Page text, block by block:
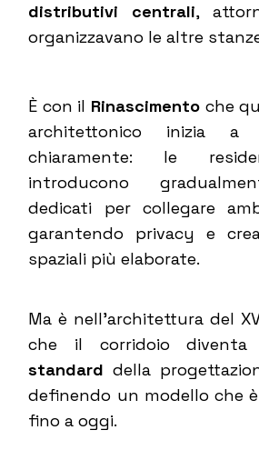
distributivi centrali,
organizzavano le altre
È con il Rinascimento che
architettonico inizia a
chiaramente: le
introducono
dedicati per collegare
garantendo privacy e
spaziali più elaborate.
Ma è nell’architettura del
che il corridoio
standarddella
definendo un modello che
fino a oggi.